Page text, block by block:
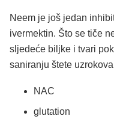
Neem je još jedan
ivermektin. Što se tiče
sljedeće biljke i tvari
saniranju štete
NAC
glutation